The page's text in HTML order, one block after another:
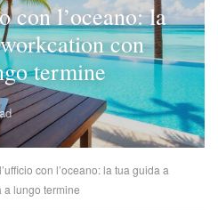
con l’oceano: la
con
termine
con l’oceano: la tua guida a
a lungo termine